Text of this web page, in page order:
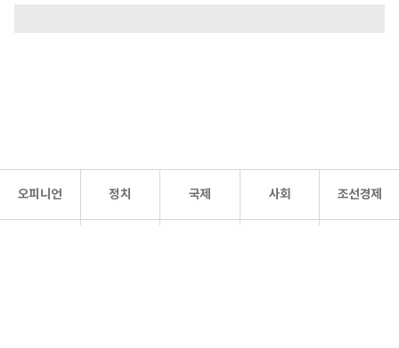
오피니언 정치 국제 사회 조선경제